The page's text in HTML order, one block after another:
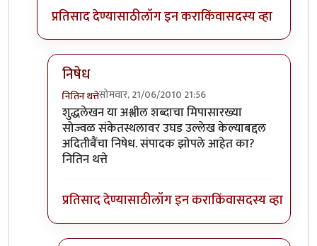
प्रतिसाद देण्यासाठीलॉग इन कराकिंवासदस्य व्हा
निषेध
नितिन थत्तेसोमवार, 21/06/2010 21:56
In reply toशुद्धलेखनby३_१४ विक्षिप्त अदिती
शुद्धलेखन या अश्लील शब्दाचा मिपासारख्या
सोज्वळ संकेतस्थलावर उघड उल्लेख केल्याबद्दल
अदितीबैंचा निषेध. संपादक झोपले आहेत का?
नितिन थत्ते
प्रतिसाद देण्यासाठीलॉग इन कराकिंवासदस्य व्हा